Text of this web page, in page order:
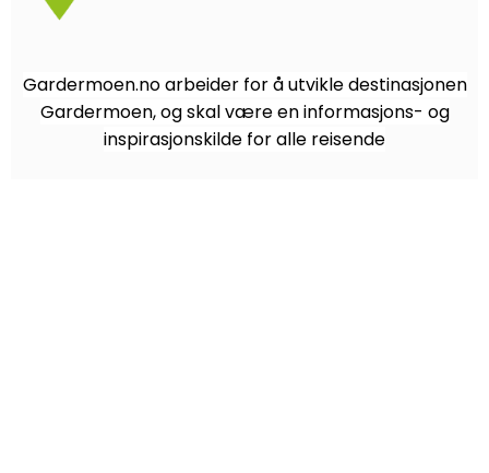
Gardermoen.no arbeider for å utvikle destinasjonen
Gardermoen, og skal være en informasjons- og
inspirasjonskilde for alle reisende